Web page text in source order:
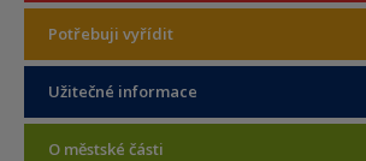
Potřebuji vyřídit
Užitečné informace
O městské části